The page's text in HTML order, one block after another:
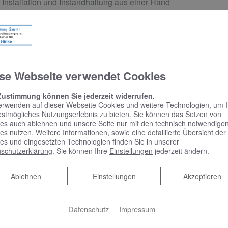
um die Koordination mit anderen Gewerken
alle Komponenten
und termingerechte Ausführung aller Arbeiten verlassen
erste, unverbindliche Beratung – unsere
Webseite verwendet Cookies
können Sie jederzeit widerrufen.
auf dieser Webseite Cookies und weitere Technologien, um
Nutzungserlebnis zu bieten. Sie können das Setzen von
auch ablehnen und unsere Seite nur mit den technisch notwendigen
nutzen. Weitere Informationen, sowie eine detaillierte Übersicht der
und eingesetzten Technologien finden Sie in unserer
. Sie können Ihre Einstellungen jederzeit ändern.
Akzeptieren
Einstellungen
Ablehnen
Ablehnen
Datenschutz Impressum